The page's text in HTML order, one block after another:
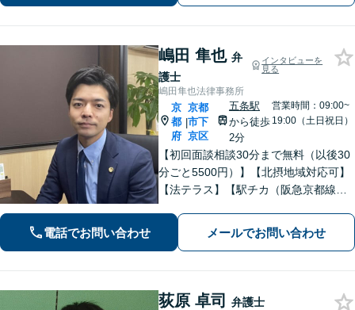
内】【兵庫県北部エリアも対応】
嶋田 隼也 弁
護士
インタビューを
見る
嶋田隼也法律事務所
京
都
府
|
京都
市下
京区
五条駅
から徒歩
2分
営業時間：09:00~
19:00（土日祝日）
【初回面談相談30分まで無料（以後30
分ごと5500円）】【北摂地域対応可】
【法テラス】【駅チカ（阪急京都線烏
徒歩４分、地下鉄五条駅１番出口徒歩
２分】丁寧にわかりやすく説明。オン
電話でお問い合わせ メールでお問い合わせ
荻原 卓司 弁護士